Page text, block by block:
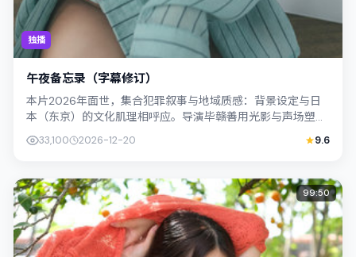
独播
午夜备忘录（字幕修订）
本片2026年面世，集合犯罪叙事与地域质感：背景设定与日
本（东京）的文化肌理相呼应。导演毕赣善用光影与声场塑造
孤独感，宋康昊饰演角色的抉择牵动观...
33,100 2026-12-20 9.6
99:50